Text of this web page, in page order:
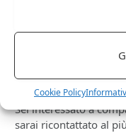
Cookie Policy
Ti occupi della
liquori distillati?
prodotti o prodotti
Non hai un sito web
esistente?
Sei interessato a
sarai ricontattato al